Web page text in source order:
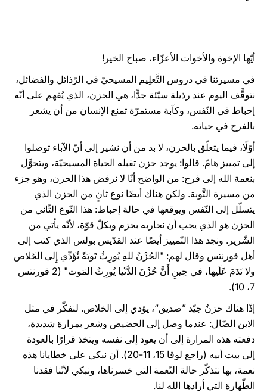
أيّها الإخوة والأخوات الأعزّاء، صباح الخير!
في مسيرتنا في دروس التَّعلِيم المسيحيّ في الرّذائل والفضائل،
نتوقَّف اليوم عند رذيلة سيّئة جدًّا، هي الحزن، الذي يُفهم على أنّه
إحباط في النّفس، وكآبة مستمرّة تمنع الإنسان من أن يشعر
بالفرح في حياته.
أوّلًا، فيما يتعلّق بالحزن، لا بد من أن نشير إلى أنّ الآباء توصلوا
إلى تمييز هامّ. قالوا: يوجد حزن تقبله الحياة المسيحيّة، ويتحوَّل
بنعمة الله إلى فرح: من الواضح أنّا لا نرفض هذا الحزن، وهو جزء
من مسيرة التَّوبة. ولكن هناك أيضًا نوع ثانٍ من الحزن الذي
يتسلّل إلى النّفس ويوقعها في حالة إحباط: هذا النّوع الثّاني من
الحزن هو الذي يجب أن نحاربه بحزم وبكلّ قوّة، لأنّه يأتي من
الشّرير. ونجد هذا التّمييز أيضًا عند القدّيس بولس الذي كتب إلى
أهل قورنتس وقال لهم: "الحُزْنُ للهِ يُورِثُ تَوبَةً تُؤَدِّي إِلى الخَلاص
ولا نَدَمَ عَلَيها، في حِينِ أَنَّ حُزْنَ الدُّنْيا يُورِثُ المَوت" (2 قورنتس
7، 10).
إذًا هناك حزنٌ جيّد ”صديق“، يؤدي إلى الخلاص. لنفكّر في مثل
الابن الضّال: عندما وصل إلى الحضيض وشعر بمرارة شديدة،
دفعته هذه المرارة إلى أن يعود إلى نفسه ويتخذ قرارًا بالعودة
إلى بيت أبيه (راجع لوقا 15، 11-20). أن نبكي على خطايانا هذه
نعمة، بها نتذكّر حالة النّعمة التي خسرناها، ونبكي لأنّنا فقدنا
الطّهارة التي أرادها الله لنا.